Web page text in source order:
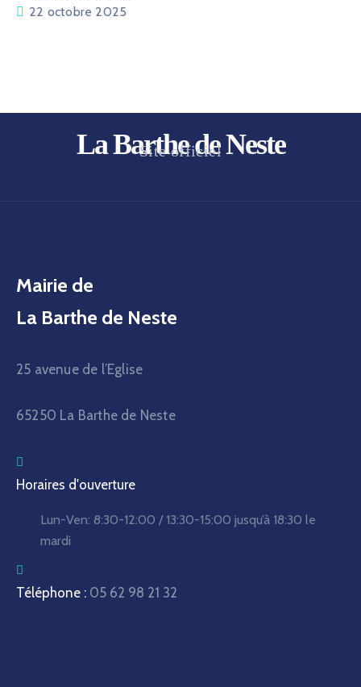
22 octobre 2025
La Barthe de Neste
Site officiel
Mairie de
La Barthe de Neste
25 avenue de l’Eglise
65250 La Barthe de Neste
Horaires d'ouverture
Lun-Ven: 8:30-12:00 / 13:30-15:00 jusqu’à 18:30 le
mardi
Téléphone : 05 62 98 21 32